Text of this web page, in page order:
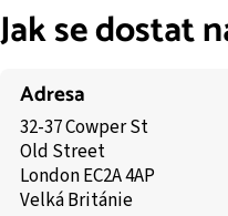
Jak se dostat
Adresa
32-37 Cowper St
Old Street
London EC2A 4AP
Velká Británie